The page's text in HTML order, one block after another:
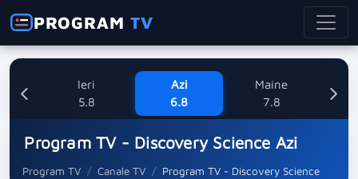
PROGRAMTV
Ieri
5.8
Azi
6.8
Maine
7.8
Program TV - Discovery Science Azi
Program TV Canale TV Program TV - Discovery Science